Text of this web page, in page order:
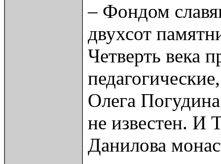
– Фондом
двухсот
Четверть века
Олега
не известен. И
Данилова